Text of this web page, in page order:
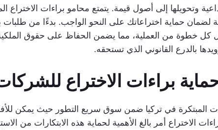
وتحويلها إلى أصول قيمة. يتمتع محامو براءات الاختراع
حماية اختراعاتك على النحو الواجب. بدءًا من طلبات
كل خطوة من العملية، مما يضمن الحفاظ على حقوق الملكية
بالدرع القانوني الذي تستحقه.
براءات الاختراع
المبتكرة في تركيا ضمن سوق سريع التطور حيث يمكن
الاختراع أمر بالغ الأهمية لحماية هذه الابتكارات من